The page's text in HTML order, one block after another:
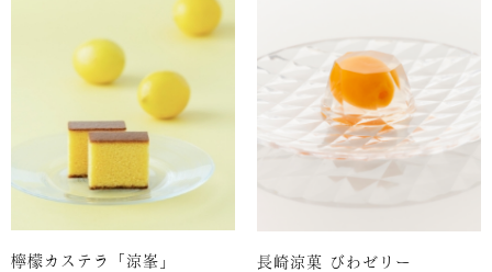
檸檬カステラ「涼峯」 長崎涼菓 びわゼリー